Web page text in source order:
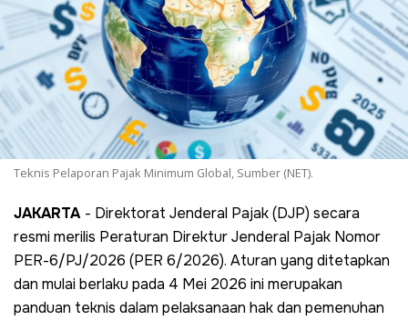
Teknis Pelaporan Pajak Minimum Global, Sumber (NET).
JAKARTA - Direktorat Jenderal Pajak (DJP) secara
resmi merilis Peraturan Direktur Jenderal Pajak Nomor
PER-6/PJ/2026 (PER 6/2026). Aturan yang ditetapkan
dan mulai berlaku pada 4 Mei 2026 ini merupakan
panduan teknis dalam pelaksanaan hak dan pemenuhan